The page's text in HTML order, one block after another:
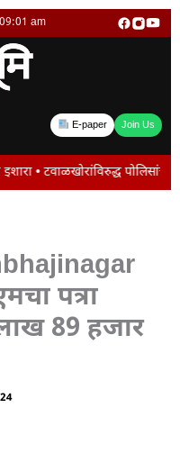
am
E-paper Join Us
पोलिसांचे ‘ऑल
पत्रा
89 हजार